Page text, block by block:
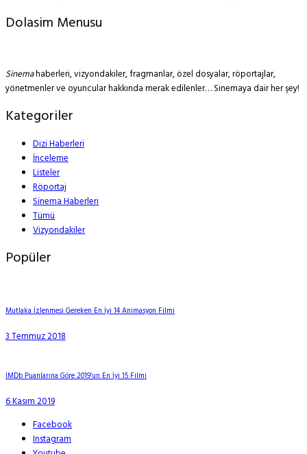
Dolasim Menusu
Sinemahaberleri, vizyondakiler, fragmanlar, özel dosyalar, röportajlar,
yönetmenler ve oyuncular hakkında merak edilenler… Sinemaya dair her şey!
Kategoriler
Dizi Haberleri
İnceleme
Listeler
Röportaj
Sinema Haberleri
Tümü
Vizyondakiler
Popüler
Mutlaka İzlenmesi Gereken En İyi 14 Animasyon Filmi
3 Temmuz 2018
IMDb Puanlarına Göre 2019’un En İyi 15 Filmi
6 Kasım 2019
Facebook
Instagram